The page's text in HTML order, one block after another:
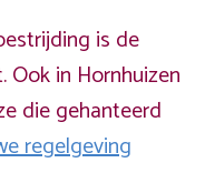
is de
Ook in Hornhuizen
die gehanteerd
regelgeving